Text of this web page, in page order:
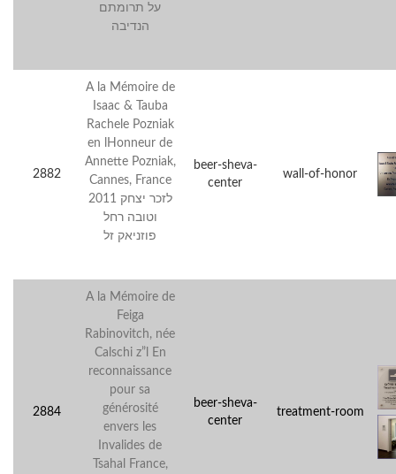
על תרומתם
הנדיבה
2882
A la Mémoire de
Isaac & Tauba
Rachele Pozniak
en lHonneur de
Annette Pozniak,
Cannes, France
2011 לזכר יצחק
וטובה רחל
פוזניאק זל
beer-sheva-
center
wall-of-honor
2884
A la Mémoire de
Feiga
Rabinovitch, née
Calschi z”l En
reconnaissance
pour sa
générosité
envers les
Invalides de
Tsahal France,
beer-sheva-
center
treatment-room